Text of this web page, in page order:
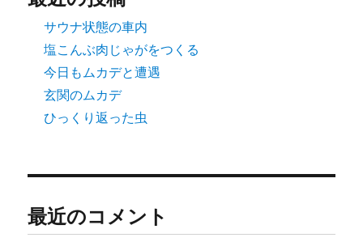
サウナ状態の車内
塩こんぶ肉じゃがをつくる
今日もムカデと遭遇
玄関のムカデ
ひっくり返った虫
最近のコメント